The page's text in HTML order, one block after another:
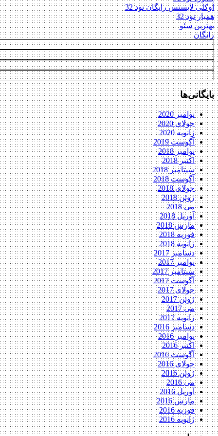
اوکلی لایسنس رایگان نود 32
همیار نود 32
بهترین سئو
رایگان
بایگانی‌ها
نوامبر 2020
جولای 2020
ژانویه 2020
آگوست 2019
نوامبر 2018
اکتبر 2018
سپتامبر 2018
آگوست 2018
جولای 2018
ژوئن 2018
می 2018
آوریل 2018
مارس 2018
فوریه 2018
ژانویه 2018
دسامبر 2017
نوامبر 2017
سپتامبر 2017
آگوست 2017
جولای 2017
ژوئن 2017
می 2017
ژانویه 2017
دسامبر 2016
نوامبر 2016
اکتبر 2016
آگوست 2016
جولای 2016
ژوئن 2016
می 2016
آوریل 2016
مارس 2016
فوریه 2016
ژانویه 2016